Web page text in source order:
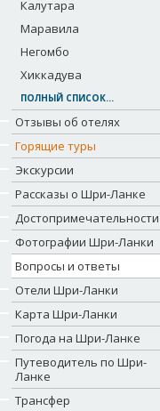
Калутара
Маравила
Негомбо
Хиккадува
ПОЛНЫЙ СПИСОК...
Отзывы об отелях
Горящие туры
Экскурсии
Рассказы о Шри-Ланке
Достопримечательности
Фотографии Шри-Ланки
Вопросы и ответы
Отели Шри-Ланки
Карта Шри-Ланки
Погода на Шри-Ланке
Путеводитель по Шри-
Ланке
Трансфер